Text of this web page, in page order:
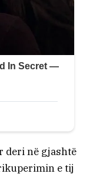
deri në gjashtë
e tij